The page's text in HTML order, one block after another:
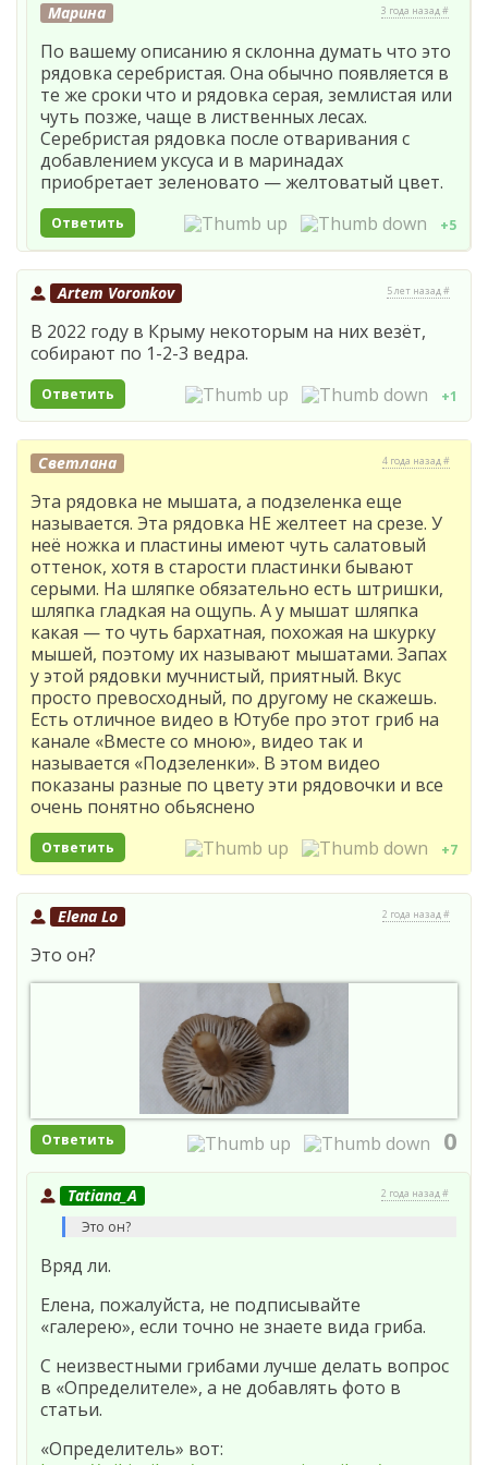
Марина 3 года назад #
По вашему описанию я склонна думать что это
рядовка серебристая. Она обычно появляется в
те же сроки что и рядовка серая, землистая или
чуть позже, чаще в лиственных лесах.
Серебристая рядовка после отваривания с
добавлением уксуса и в маринадах
приобретает зеленовато — желтоватый цвет.
Ответить +5
Artem Voronkov 5 лет назад #
В 2022 году в Крыму некоторым на них везёт,
собирают по 1-2-3 ведра.
Ответить +1
Светлана 4 года назад #
Эта рядовка не мышата, а подзеленка еще
называется. Эта рядовка НЕ желтеет на срезе. У
неё ножка и пластины имеют чуть салатовый
оттенок, хотя в старости пластинки бывают
серыми. На шляпке обязательно есть штришки,
шляпка гладкая на ощупь. А у мышат шляпка
какая — то чуть бархатная, похожая на шкурку
мышей, поэтому их называют мышатами. Запах
у этой рядовки мучнистый, приятный. Вкус
просто превосходный, по другому не скажешь.
Есть отличное видео в Ютубе про этот гриб на
канале «Вместе со мною», видео так и
называется «Подзеленки». В этом видео
показаны разные по цвету эти рядовочки и все
очень понятно обьяснено
Ответить +7
Elena Lo 2 года назад #
Это он?
Ответить 0
Tatiana_A 2 года назад #
Это он?
Вряд ли.
Елена, пожалуйста, не подписывайте
«галерею», если точно не знаете вида гриба.
С неизвестными грибами лучше делать вопрос
в «Определителе», а не добавлять фото в
статьи.
«Определитель» вот: